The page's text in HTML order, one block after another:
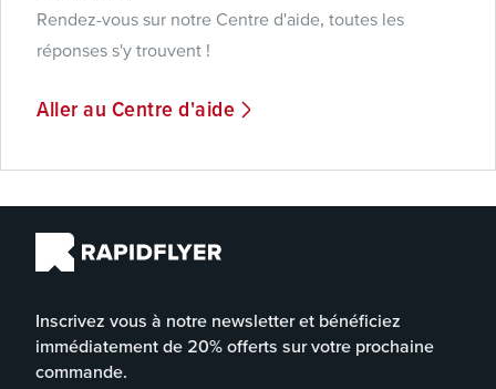
Rendez-vous sur notre Centre d'aide, toutes les
réponses s'y trouvent !
Aller au Centre d'aide
Inscrivez vous à notre newsletter et bénéficiez
immédiatement de 20% offerts sur votre prochaine
commande.